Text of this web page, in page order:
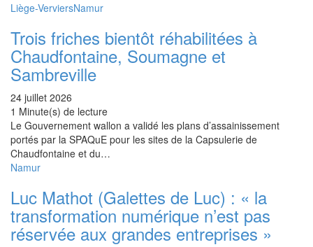
Liège-VerviersNamur
Trois friches bientôt réhabilitées à
Chaudfontaine, Soumagne et
Sambreville
24 juillet 2026
1 Minute(s) de lecture
Le Gouvernement wallon a validé les plans d’assainissement
portés par la SPAQuE pour les sites de la Capsulerie de
Chaudfontaine et du…
Namur
Luc Mathot (Galettes de Luc) : « la
transformation numérique n’est pas
réservée aux grandes entreprises »